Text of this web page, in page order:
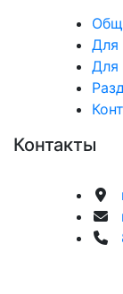
Для
Для
Контакты